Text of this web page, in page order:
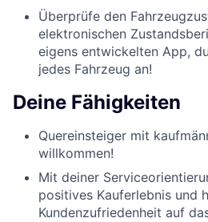
Überprüfe den
elektronischen
eigens entwickelten App,
jedes Fahrzeug an!
Deine Fähigkeiten
Quereinsteiger mit
willkommen!
Mit deiner
positives Kauferlebnis und
Kundenzufriedenheit auf